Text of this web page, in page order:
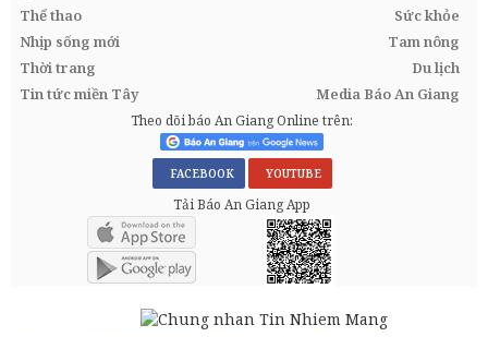
Thể thao
Sức khỏe
Nhịp sống mới
Tam nông
Thời trang
Du lịch
Tin tức miền Tây
Media Báo An Giang
Theo dõi báo An Giang Online trên:
FACEBOOK YOUTUBE
Tải Báo An Giang App